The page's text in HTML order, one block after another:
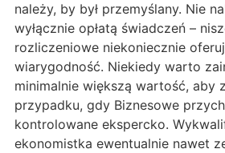
należy, by był przemyślany. Nie
wyłącznie opłatą świadczeń –
rozliczeniowe niekoniecznie
wiarygodność. Niekiedy warto
minimalnie większą wartość, aby
przypadku, gdy Biznesowe
kontrolowane ekspercko.
ekonomistka ewentualnie nawet